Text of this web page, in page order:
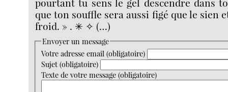
pourtant tu sens le gel descendre dans
que ton souffle sera aussi figé que le sien
froid. » . ✳︎ ✧ (…)
Envoyer un message
Votre adresse email (obligatoire)
Sujet (obligatoire)
Texte de votre message (obligatoire)